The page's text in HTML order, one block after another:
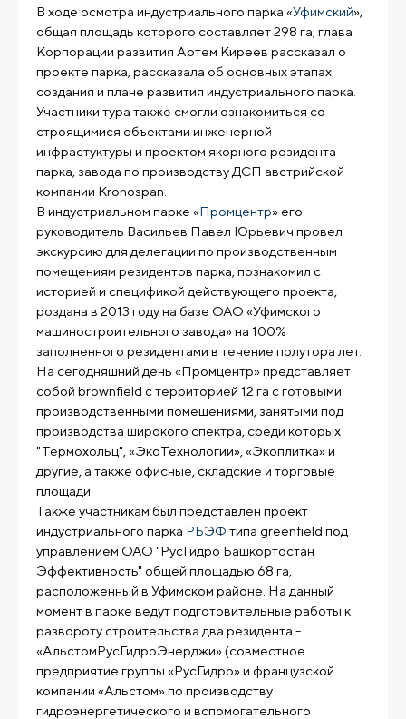
В ходе осмотра индустриального парка «Уфимский»,
общая площадь которого составляет 298 га, глава
Корпорации развития Артем Киреев рассказал о
проекте парка, рассказала об основных этапах
создания и плане развития индустриального парка.
Участники тура также смогли ознакомиться со
строящимися объектами инженерной
инфрастуктуры и проектом якорного резидента
парка, завода по производству ДСП австрийской
компании Kronospan.
В индустриальном парке «Промцентр» его
руководитель Васильев Павел Юрьевич провел
экскурсию для делегации по производственным
помещениям резидентов парка, познакомил с
историей и спецификой действующего проекта,
роздана в 2013 году на базе ОАО «Уфимского
машиностроительного завода» на 100%
заполненного резидентами в течение полутора лет.
На сегодняшний день «Промцентр» представляет
собой brownfield с территорией 12 га с готовыми
производственными помещениями, занятыми под
производства широкого спектра, среди которых
"Термохольц", «ЭкоТехнологии», «Экоплитка» и
другие, а также офисные, складские и торговые
площади.
Также участникам был представлен проект
индустриального парка РБЭФ типа greenfield под
управлением ОАО "РусГидро Башкортостан
Эффективность" общей площадью 68 га,
расположенный в Уфимском районе. На данный
момент в парке ведут подготовительные работы к
развороту строительства два резидента -
«АльстомРусГидроЭнерджи» (совместное
предприятие группы «РусГидро» и французской
компании «Альстом» по производству
гидроэнергетического и вспомогательного